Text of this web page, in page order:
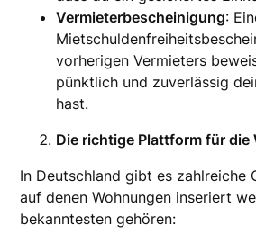
Vermieterbescheinigung:
vorherigen Vermieters
pünktlich und zuverlässig
hast.
Die richtige Plattform für die
In Deutschland gibt es zahlreiche
auf denen Wohnungen inseriert
bekanntesten gehören: